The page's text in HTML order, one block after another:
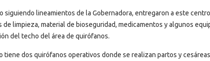
siguiendo lineamientos de la Gobernadora, entregaron a este
de limpieza, material de bioseguridad, medicamentos y algunos
del techo del área de quirófanos.
dos quirófanos operativos donde se realizan partos y